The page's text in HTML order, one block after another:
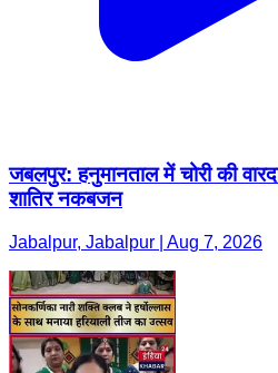
जबलपुर: हनुमानताल में चोरी की
शातिर नकबजन
Jabalpur, Jabalpur | Aug 7, 2026